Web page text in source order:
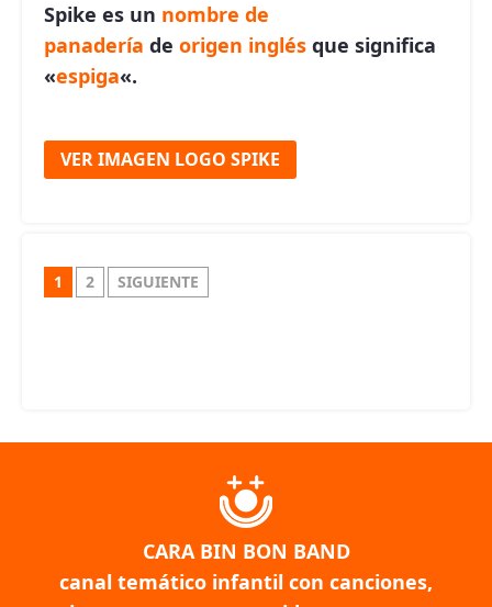
Spike es un nombre de
panadería de origen inglés que significa
«espiga«.
VER IMAGEN LOGO SPIKE
1 2 SIGUIENTE
CARA BIN BON BAND
canal temático infantil con canciones,